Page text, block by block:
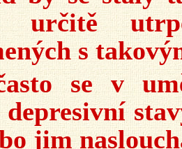
s
se v
depresivní
jim